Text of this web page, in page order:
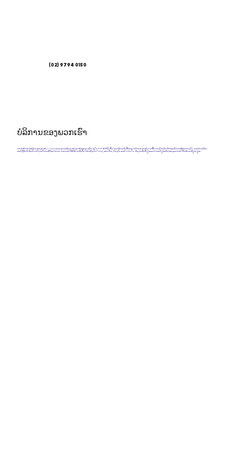
(02) 9794 0150
ການບໍລິການສຸຂະພາບຂອງແມ່ຍິງ Fairfield ແມ່ນສູນສຸຂະພາບຂອງແມ່ຍິງແຕ່ພຽງຜູ້ດຽວໃນ NSW ທີ່ໄດ້ຮັບທຶນໂດຍສະເພາະເພື່ອຕອບສະຫນອງແມ່ຍິງຈາກພື້ນຖານວັດທະນະທໍາແລະພາສາທີ່ແຕກຕ່າງກັນ, ຊາວອົບພະຍົບ,
ແລະຜູ້ທີ່ປະເຊີນກັບສະຖານະການທີ່ດ້ອຍໂອກາດ. ພວກເຮົາໃຊ້ວິທີການທີ່ເນັ້ນໃສ່ແມ່ຍິງເປັນໃຈກາງ, ຮອບດ້ານ, ປ້ອງກັນ ແລະ ບາດເຈັບ. ທີມງານທີ່ເວົ້າຫຼາຍພາສາ ແລະຫຼາຍວິຊາຂອງພວກເຮົາໃຫ້ບໍລິການທີ່ຫຼາກຫຼາຍ:
ບໍລິການຂອງພວກເຮົາ